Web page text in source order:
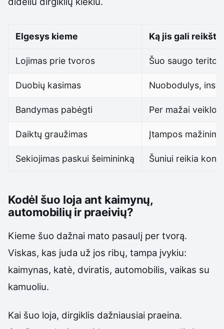
Elgesys kieme Ką jis gali reikšti
Lojimas prie tvoros Šuo saugo
Duobių kasimas Nuobodulys,
Bandymas pabėgti Per mažai
Daiktų graužimas Įtampos
Sekiojimas paskui šeimininką Šuniui reikia
Kodėl šuo loja ant kaimynų,
automobilių ir praeivių?
Kieme šuo dažnai mato pasaulį per tvorą.
Viskas, kas juda už jos ribų, tampa įvykiu:
kaimynas, katė, dviratis, automobilis, vaikas su
kamuoliu.
Kai šuo loja, dirgiklis dažniausiai praeina.